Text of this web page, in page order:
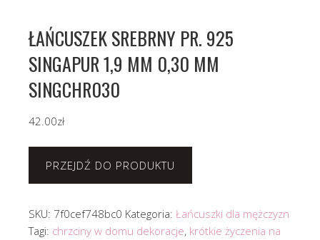
ŁAŃCUSZEK SREBRNY PR. 925
SINGAPUR 1,9 MM 0,30 MM
SINGCHR030
42.00zł
PRZEJDŹ DO PRODUKTU
SKU: 7f0cef748bc0 Kategoria: Łańcuszki dla mężczyzn
Tagi: chrzciny w domu dekoracje, krótkie życzenia na